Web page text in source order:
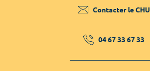
Contacter le CHU
04 67 33 67 33